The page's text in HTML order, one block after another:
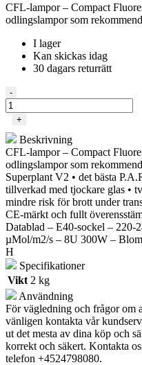
CFL-lampor – Compact
odlingslampor som
I lager
Kan skickas idag
30 dagars returrätt
300w
Agro/Bloom
CFL-
-
Superplant
mängd
-
+
Beskrivning
CFL-lampor – Compact
odlingslampor som
Superplant V2 • det bästa
tillverkad med tjockare glas •
mindre risk för brott under
CE-märkt och fullt
Datablad – E40-sockel – 220-
µMol/m2/s – 8U 300W –
H
Specifikationer
Vikt 2 kg
Användning
För vägledning och frågor om
vänligen kontakta vår
ut det mesta av dina köp och
korrekt och säkert. Kontakta
telefon +4524798080.